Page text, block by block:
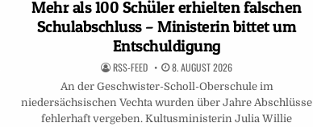
Mehr als 100 Schüler erhielten falschen
Schulabschluss – Ministerin bittet um
Entschuldigung
RSS-FEED 8. AUGUST 2026
An der Geschwister-Scholl-Oberschule im
niedersächsischen Vechta wurden über Jahre Abschlüsse
fehlerhaft vergeben. Kultusministerin Julia Willie